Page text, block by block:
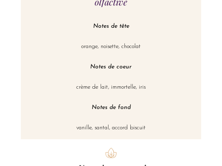
Notes de tête
orange, noisette, chocolat
Notes de coeur
crème de lait, immortelle, iris
Notes de fond
vanille, santal, accord biscuit